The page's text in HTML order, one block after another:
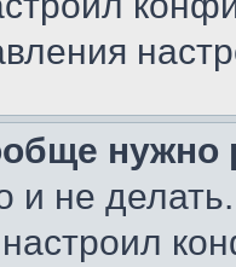
нужно
и не